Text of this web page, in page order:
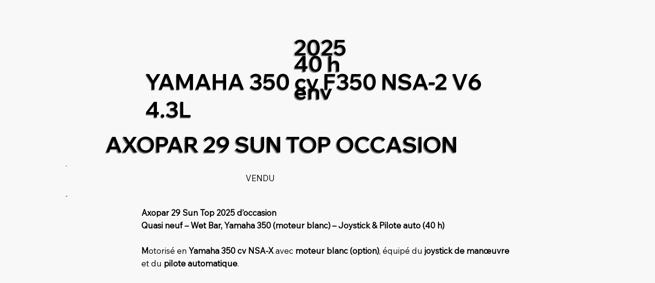
40 h
env
2025
YAMAHA 350 cv F350 NSA-2 V6
4.3L
AXOPAR 29 SUN TOP OCCASION
VENDU
Axopar 29 Sun Top 2025 d’occasion
Quasi neuf – Wet Bar, Yamaha 350 (moteur blanc) – Joystick & Pilote auto (40 h)
Motorisé enYamaha 350 cv NSA-Xavec moteur blanc (option), équipé dujoystick de manœuvre
et du pilote automatique.